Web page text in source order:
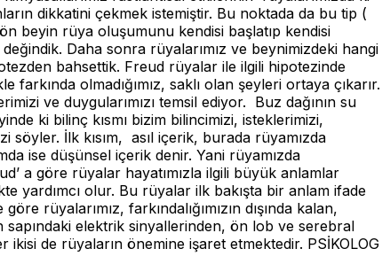
dikkatini çekmek istemiştir. Bu noktada da bu tip (
beyin rüya oluşumunu kendisi başlatıp kendisi
Daha sonra rüyalarımız ve beynimizdeki hangi
bahsettik. Freud rüyalar ile ilgili hipotezinde
farkında olmadığımız, saklı olan şeyleri ortaya çıkarır.
ve duygularımızı temsil ediyor. Buz dağının su
ki bilinç kısmı bizim bilincimizi, isteklerimizi,
söyler. İlk kısım, asıl içerik, burada rüyamızda
ise düşünsel içerik denir. Yani rüyamızda
a göre rüyalar hayatımızla ilgili büyük anlamlar
yardımcı olur. Bu rüyalar ilk bakışta bir anlam ifade
rüyalarımız, farkındalığımızın dışında kalan,
sapındaki elektrik sinyallerinden, ön lob ve serebral
de rüyaların önemine işaret etmektedir. PSİKOLOG